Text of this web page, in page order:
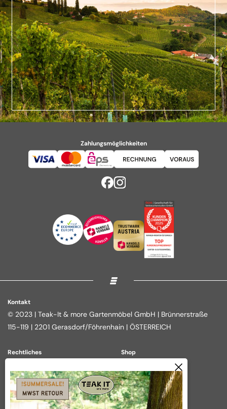
Zahlungsmöglichkeiten
Kontakt
© 2023 | Teak-It & more Gartenmöbel GmbH | Brünnerstraße
115-119 | 2201 Gerasdorf/Föhrenhain | ÖSTERREICH
Rechtliches
Datenschutz
AGB
Widerrufsbelehrung
Shop
Essgruppen
Outdoor Kitchen
Tische